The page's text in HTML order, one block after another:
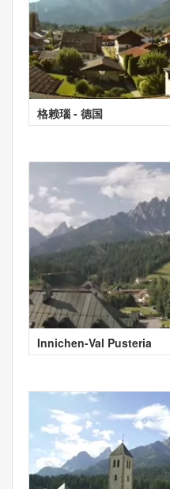
格赖瑙 - 德国
Innichen-Val Pusteria